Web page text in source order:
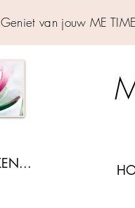
Geniet van jouw ME